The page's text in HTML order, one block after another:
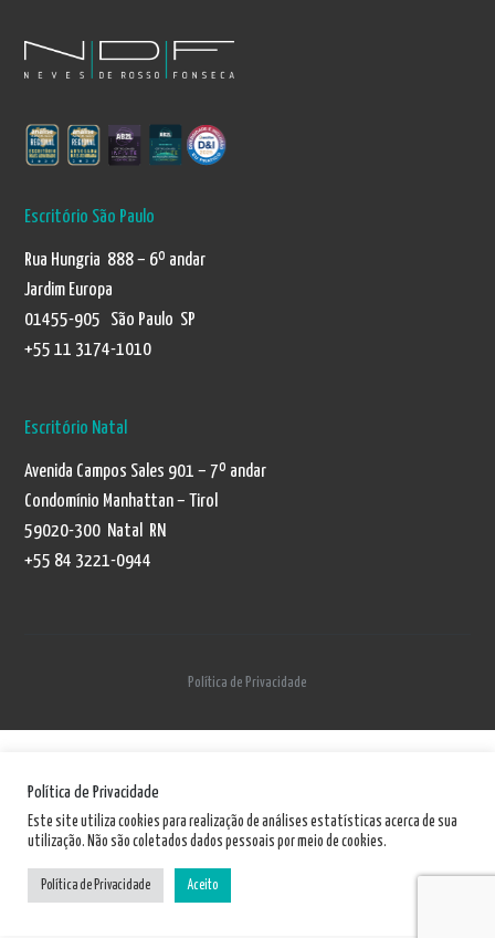
Escritório São Paulo
Rua Hungria 888 – 6º andar
Jardim Europa
01455-905 São Paulo SP
+55 11 3174-1010
Escritório Natal
Avenida Campos Sales 901 – 7º andar
Condomínio Manhattan – Tirol
59020-300 Natal RN
+55 84 3221-0944
Política de Privacidade
Política de Privacidade
Este site utiliza cookies para realização de análises estatísticas acerca de sua
utilização. Não são coletados dados pessoais por meio de cookies.
Política de Privacidade Aceito